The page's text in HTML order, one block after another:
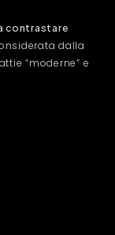
contrastare
dalla
“moderne” e